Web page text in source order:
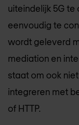
uiteindelijk 5G te
eenvoudig te
wordt geleverd
mediation en
staat om ook
integreren met
of HTTP.